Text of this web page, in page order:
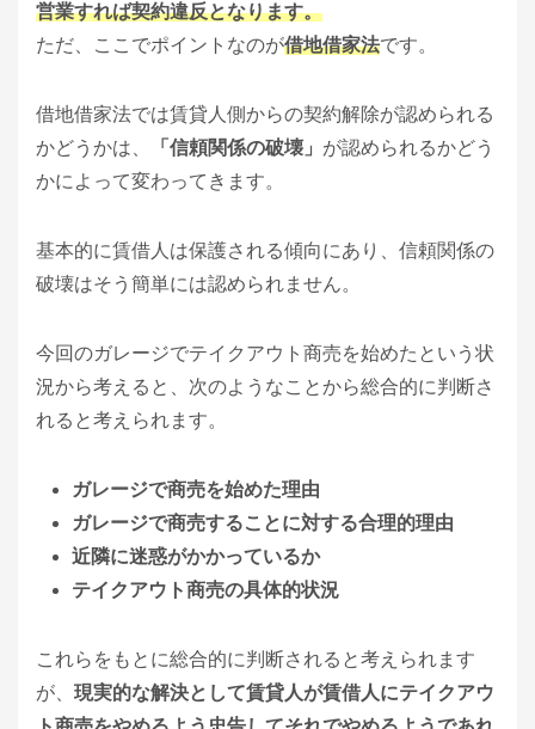
営業すれば契約違反となります。
ただ、ここでポイントなのが借地借家法です。
借地借家法では賃貸人側からの契約解除が認められる
かどうかは、
「信頼関係の破壊」 が認められるかどう
かによって変わってきます。
基本的に賃借人は保護される傾向にあり、信頼関係の
破壊はそう簡単には認められません。
今回のガレージでテイクアウト商売を始めたという状
況から考えると、次のようなことから総合的に判断さ
れると考えられます。
ガレージで商売を始めた理由
ガレージで商売することに対する合理的理由
近隣に迷惑がかかっているか
テイクアウト商売の具体的状況
これらをもとに総合的に判断されると考えられます
が、 現実的な解決として賃貸人が賃借人にテイクアウ